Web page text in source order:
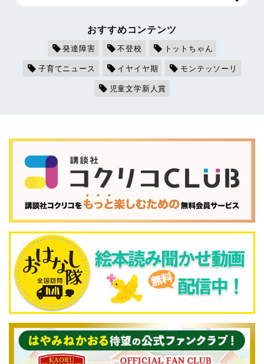
おすすめコンテンツ
発達障害 不登校
トットちゃん
子育てニュース
イヤイヤ期
モンテッソーリ
児童文学新人賞